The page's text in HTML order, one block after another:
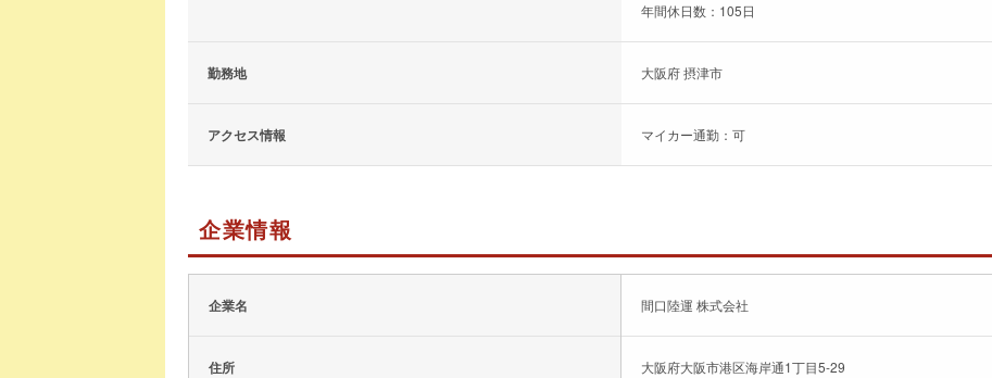
年間休日数：105日
勤務地 大阪府 摂津市
アクセス情報 マイカー通勤：可
企業情報
企業名 間口陸運 株式会社
住所 大阪府大阪市港区海岸通1丁目5-29